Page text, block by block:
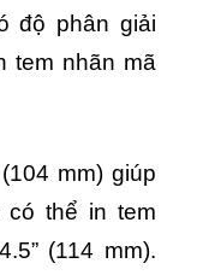
độ phân giải
tem nhãn mã
mm) giúp
có thể in tem
(114 mm).